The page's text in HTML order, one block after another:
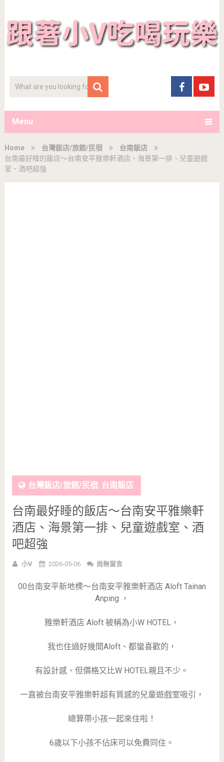
Menu
Home 台灣飯店/旅館/民宿
台南飯店
台南最好睡的飯店～台南安平雅樂軒酒店、海景第一排、兒童遊戲
室、酒吧超強
台灣飯店/旅館/民宿, 台南飯店
台南最好睡的飯店～台南安平雅樂軒
酒店、海景第一排、兒童遊戲室、酒
吧超強
小V 2026-05-06 尚無留言
00台南安平新地標～台南安平雅樂軒酒店 Aloft Tainan
Anping ，
雅樂軒酒店 Aloft 被稱為小W HOTEL，
我也住過好幾間Aloft、都蠻喜歡的，
有設計感、但價格又比W HOTEL親且不少。
一直被台南安平雅樂軒超有質感的兒童遊戲室吸引，
總算帶小孩一起來住啦！
6歲以下小孩不佔床可以免費同住。